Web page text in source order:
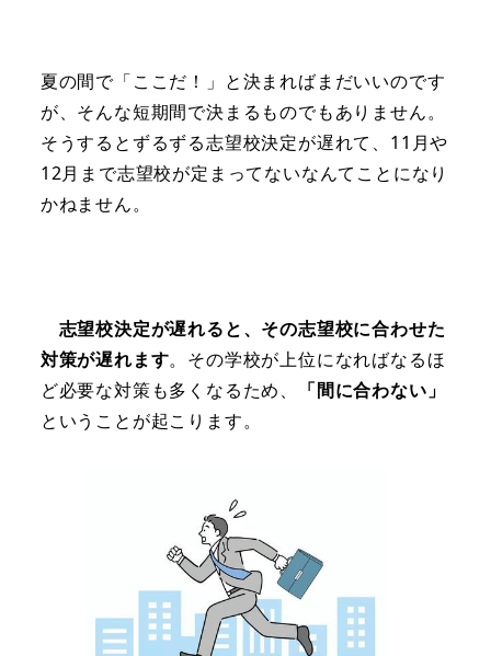
夏の間で「ここだ！」と決まればまだいいのです
が、そんな短期間で決まるものでもありません。
そうするとずるずる志望校決定が遅れて、11月や
12月まで志望校が定まってないなんてことになり
かねません。
志望校決定が遅れると、その志望校に合わせた
対策が遅れます。その学校が上位になればなるほ
ど必要な対策も多くなるため、
「間に合わない」
ということが起こります。